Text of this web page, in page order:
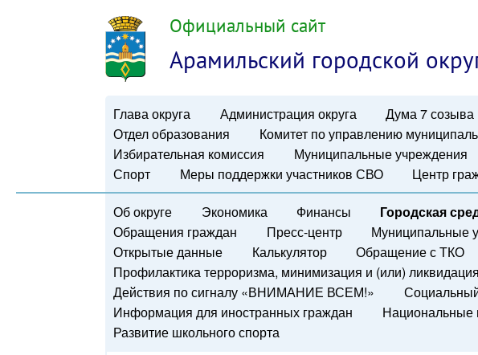
Официальный сайт
Арамильский городской
Глава округа Администрация округа Дума 7 созыва
Отдел образования
Комитет по управлению
Избирательная комиссия
Муниципальные учреждения
Спорт
Меры поддержки участников СВО Центр
Об округе Экономика Финансы Городская
Обращения граждан
Пресс-центр Муниципальные
Открытые данные
Калькулятор
Обращение с ТКО
Профилактика терроризма, минимизация и (или)
Действия по сигналу «ВНИМАНИЕ ВСЕМ!»
Информация для иностранных граждан
Национальные
Развитие школьного спорта